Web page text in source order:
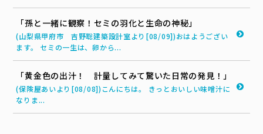
「孫と一緒に観察！セミの羽化と生命の神秘」
(山梨県甲府市 吉野聡建築設計室より[08/09])おはようござい
ます。 セミの一生は、卵から...
「黄金色の出汁！ 計量してみて驚いた日常の発見！」
(保険屋あいより[08/08])こんにちは。 きっとおいしい味噌汁に
なりま...